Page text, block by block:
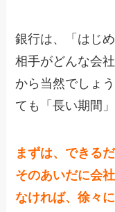
銀行は、「はじ
相手がどんな会
から当然でしょ
ても「長い期間
まずは、できる
そのあいだに会
なければ、徐々